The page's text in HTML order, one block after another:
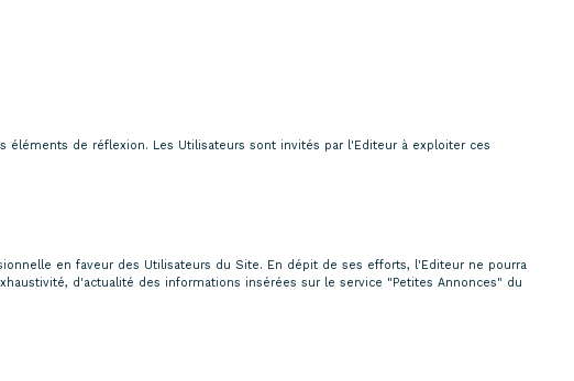
de réflexion. Les Utilisateurs sont invités par l'Editeur à exploiter ces
en faveur des Utilisateurs du Site. En dépit de ses efforts, l'Editeur ne pourra
d'actualité des informations insérées sur le service "Petites Annonces" du